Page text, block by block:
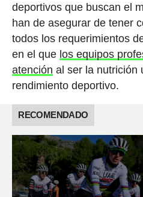
deportivos que buscan el
han de asegurar de tener
todos los requerimientos
en el que los equipos
atención al ser la nutrición
rendimiento deportivo.
RECOMENDADO